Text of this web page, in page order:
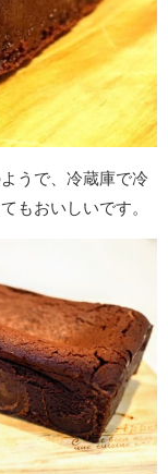
うで、冷蔵庫で冷
もおいしいです。